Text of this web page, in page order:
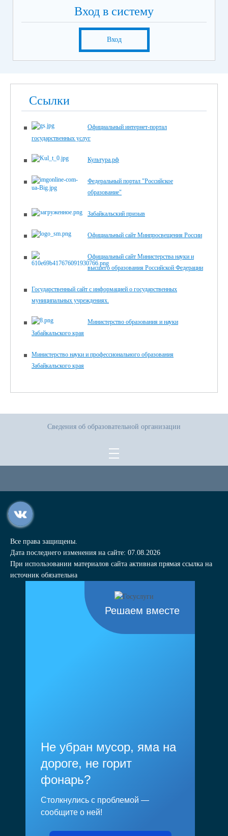
Вход в систему
Вход
Ссылки
Официальный интернет-портал
государственных услуг
Культура.рф
Федеральный портал "Российское
образование"
Забайкальский призыв
Официальный сайт Минпросвещения России
Официальный сайт Министерства науки и
высшего образования Российской Федерации
Государственный сайт с информацией о государственных
муниципальных учреждениях.
Министерство образования и науки
Забайкальского края
Министерство науки и профессионального образования
Забайкальского края
Сведения об образовательной организации
Все права защищены.
Дата последнего изменения на сайте: 07.08.2026
При использовании материалов сайта активная прямая ссылка на
источник обязательна
Решаем вместе
Не убран мусор, яма на
дороге, не горит
фонарь?
Столкнулись с проблемой —
сообщите о ней!